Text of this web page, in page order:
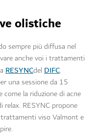
olistiche
sempre più diffusa nel
anche voi i trattamenti
RESYNCdel DIFC.
una sessione da 15
come la riduzione di acne
relax. RESYNC propone
viso Valmont e